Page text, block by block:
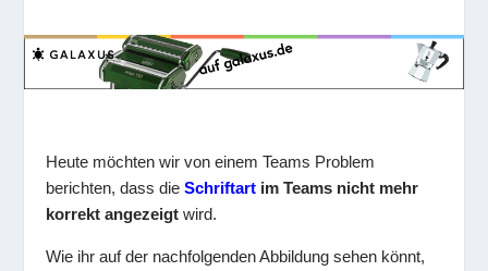
Heute möchten wir von einem Teams Problem
berichten, dass dieSchriftart im Teams nicht mehr
korrekt angezeigt wird.
Wie ihr auf der nachfolgenden Abbildung sehen könnt,